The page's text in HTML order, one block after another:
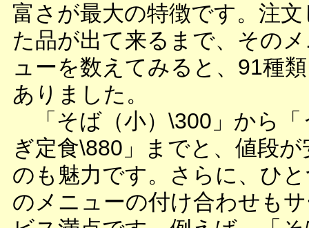
富さが最大の特徴です。注文
た品が出て来るまで、その
ューを数えてみると、91種
ありました。
「そば（小）\300」から「
ぎ定食\880」までと、値段が
のも魅力です。さらに、ひ
のメニューの付け合わせも